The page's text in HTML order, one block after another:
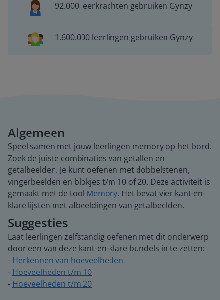
92.000 leerkrachten gebruiken Gynzy
1.600.000 leerlingen gebruiken Gynzy
Algemeen
Speel samen met jouw leerlingen memory op het bord.
Zoek de juiste combinaties van getallen en
getalbeelden. Je kunt oefenen met dobbelstenen,
vingerbeelden en blokjes t/m 10 of 20. Deze activiteit is
gemaakt met de tool Memory. Het bevat vier kant-en-
klare lijsten met afbeeldingen van getalbeelden.
Suggesties
Laat leerlingen zelfstandig oefenen met dit onderwerp
door een van deze kant-en-klare bundels in te zetten:
- Herkennen van hoeveelheden
- Hoeveelheden t/m 10
- Hoeveelheden t/m 20